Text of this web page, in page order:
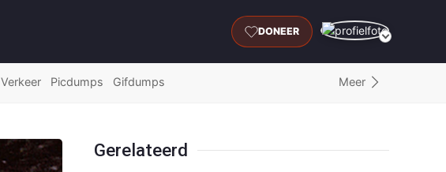
DONEER
Verkeer Picdumps Gifdumps Meer
Gerelateerd